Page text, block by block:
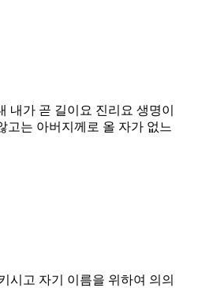
내가 곧 길이요 진리요 생명이
고는 아버지께로 올 자가 없느
시고 자기 이름을 위하여 의의